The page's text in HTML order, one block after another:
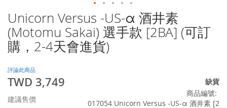
Unicorn Versus -US-α 酒井素
(Motomu Sakai) 選手款 [2BA] (可訂
購，2-4天會進貨)
評論此商品
特
價
TWD 3,749
建議售價
缺貨
商品編號
017054 Unicorn Versus -US-α 酒井素 [2
Skip
to
the
beginning
of
the
images
gallery